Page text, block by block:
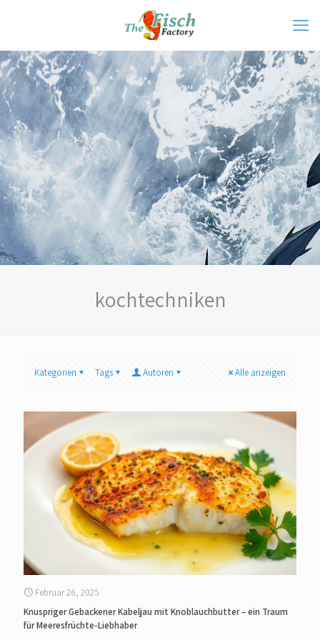
kochtechniken
Kategorien Tags Autoren Alle anzeigen
Februar 26, 2025
Knuspriger Gebackener Kabeljau mit Knoblauchbutter – ein Traum
für Meeresfrüchte-Liebhaber